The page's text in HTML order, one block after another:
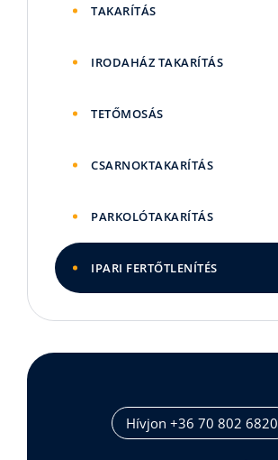
TAKARÍTÁS
IRODAHÁZ TAKARÍTÁS
TETŐMOSÁS
CSARNOKTAKARÍTÁS
PARKOLÓTAKARÍTÁS
IPARI FERTŐTLENÍTÉS
Hívjon +36 70 802 6820